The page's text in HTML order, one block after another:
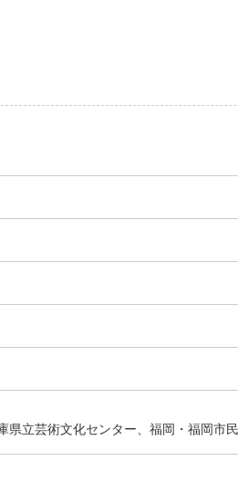
県立芸術文化センター、福岡・福岡市